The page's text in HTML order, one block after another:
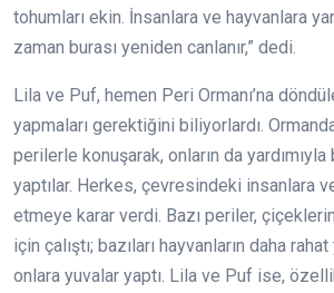
tohumları ekin. İnsanlara ve hayvanlara
zaman burası yeniden canlanır,” dedi.
Lila ve Puf, hemen Peri Ormanı’na
yapmaları gerektiğini biliyorlardı.
perilerle konuşarak, onların da
yaptılar. Herkes, çevresindeki insanlara
etmeye karar verdi. Bazı periler,
için çalıştı; bazıları hayvanların daha
onlara yuvalar yaptı. Lila ve Puf ise,